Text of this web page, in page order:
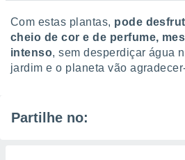
Com estas plantas, pode
cheio de cor e de perfume,
intenso, sem desperdiçar água
jardim e o planeta vão
Partilhe no: